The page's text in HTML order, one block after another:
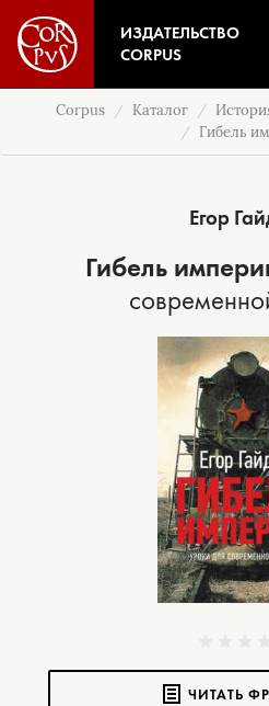
ИЗДАТЕЛЬСТВО
CORPUS
Corpus Каталог
Гибель
Егор
Гибель
ЧИТАТЬ